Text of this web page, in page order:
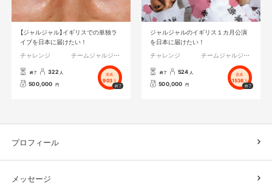
【ジャルジャル】イギリスでの単独ラ
イブを日本に届けたい！
チャレンジ
チームジャルジャル
終了 322 人
500,000 円
達成
903 %
ジャルジャルのイギリス１カ月公演
を日本に届けたい！
チャレンジ
チームジャルジャル
終了 524 人
500,000 円
達成
1536 %
プロフィール
メッセージ